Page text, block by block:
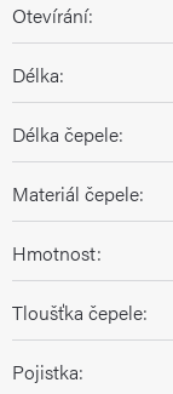
Otevírání:
Délka:
Délka čepele:
Materiál čepele:
Hmotnost:
Tloušťka čepele:
Pojistka: